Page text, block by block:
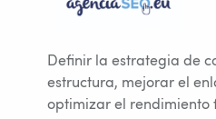
Definir la estrategia de
estructura, mejorar el
optimizar el rendimiento